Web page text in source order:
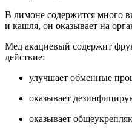
В лимоне содержится много
и кашля, он оказывает на
Мед акациевый содержит
действие:
улучшает обменные
оказывает
оказывает